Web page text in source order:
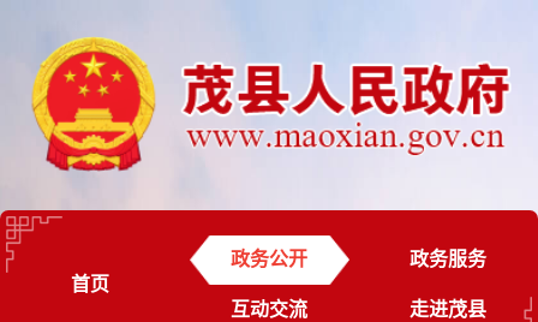
首页
政务公开 政务服务
互动交流 走进茂县